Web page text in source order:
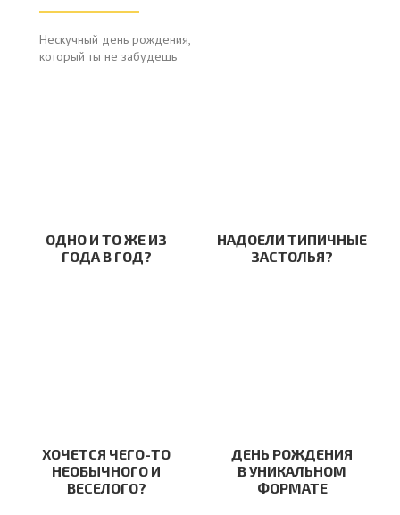
ХОЧЕТСЯ ЧЕГО-ТО
НЕОБЫЧНОГО И
ВЕСЕЛОГО?
НАДОЕЛИ ТИПИЧНЫЕ
ЗАСТОЛЬЯ?
ДЕНЬ РОЖДЕНИЯ
В УНИКАЛЬНОМ
ФОРМАТЕ
ОДНО И ТО ЖЕ ИЗ
ГОДА В ГОД?
Нескучный день рождения,
который ты не забудешь